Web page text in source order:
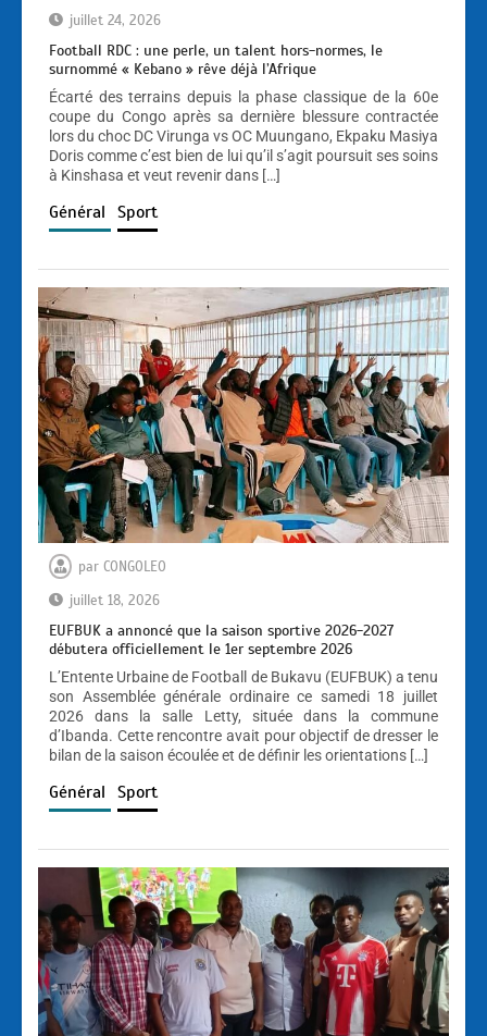
juillet 24, 2026
Football RDC : une perle, un talent hors-normes, le
surnommé « Kebano » rêve déjà l’Afrique
Écarté des terrains depuis la phase classique de la 60e
coupe du Congo après sa dernière blessure contractée
lors du choc DC Virunga vs OC Muungano, Ekpaku Masiya
Doris comme c’est bien de lui qu’il s’agit poursuit ses soins
à Kinshasa et veut revenir dans […]
Général Sport
par CONGOLEO
juillet 18, 2026
EUFBUK a annoncé que la saison sportive 2026-2027
débutera officiellement le 1er septembre 2026
L’Entente Urbaine de Football de Bukavu (EUFBUK) a tenu
son Assemblée générale ordinaire ce samedi 18 juillet
2026 dans la salle Letty, située dans la commune
d’Ibanda. Cette rencontre avait pour objectif de dresser le
bilan de la saison écoulée et de définir les orientations […]
Général Sport